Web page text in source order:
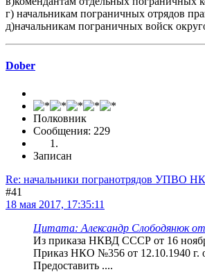
г) начальникам пограничных отрядов
д)начальникам пограничных войск
Dober
Полковник
Сообщения: 229
Записан
Re: начальники погранотрядов УПВО
#41
18 мая 2017, 17:35:11
Цитата: Александр Слободянюк
Из приказа НКВД СССР от 16
Приказ НКО №356 от 12.10.1940 г.
Предоставить ....